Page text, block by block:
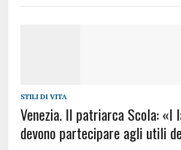
STILI DI VITA
Venezia. Il patriarca Scola: «I
devono partecipare agli utili